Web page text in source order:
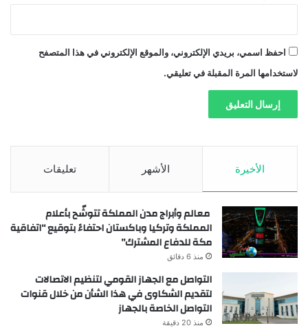
احفظ اسمي، بريدي الإلكتروني، والموقع الإلكتروني في هذا المتصفح
لاستخدامها المرة المقبلة في تعليقي.
الأخيرة الأشهر تعليقات
معالم وأبراج مدن المملكة تتوشّح بأعلام
المملكة وتركيا وباكستان احتفاءً بتوقيع “اتفاقية
مكة للدفاع المشترك”
منذ 6 دقائق
التواصل مع الجهاز القومي لتنظيم الاتصالات
لتقديم الشكاوى في هذا الشأن من خلال قنوات
التواصل الخاصة بالجهاز
منذ 20 دقيقة